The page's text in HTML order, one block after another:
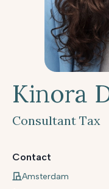
Kinora
Consultant Tax
Contact
Amsterdam